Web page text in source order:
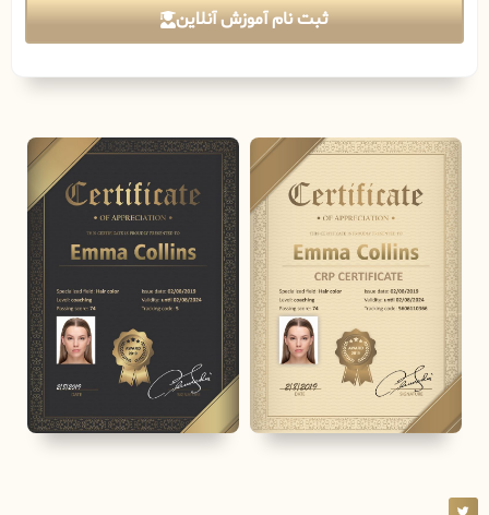
ثبت نام آموزش آنلاین